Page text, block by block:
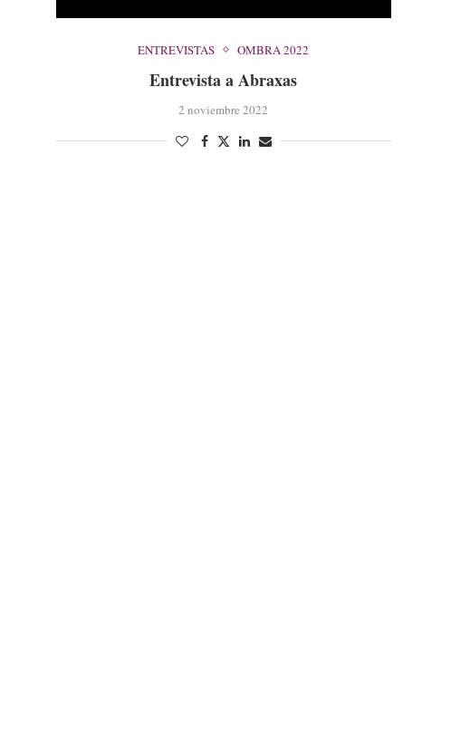
ENTREVISTAS OMBRA 2022
Entrevista a Abraxas
2 noviembre 2022